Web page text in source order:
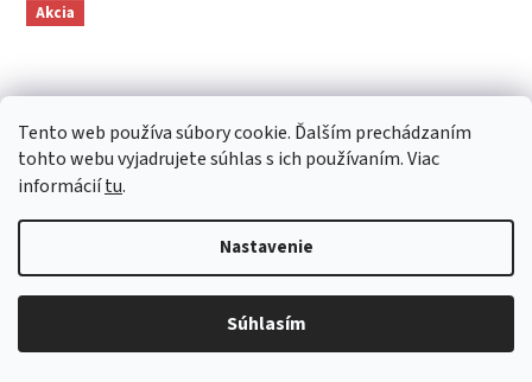
Tento web používa súbory cookie. Ďalším prechádzaním
tohto webu vyjadrujete súhlas s ich používaním. Viac
informáciítu.
Nastavenie
Súhlasím
Akcia
€39,90